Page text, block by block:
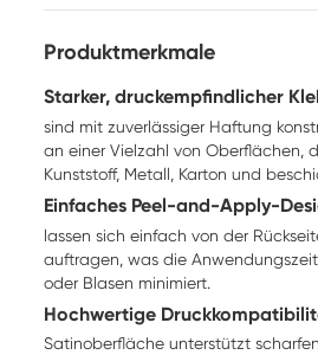
Produktmerkmale
Starker, druckempfindlicher
sind mit zuverlässiger Haftung
an einer Vielzahl von Oberflächen,
Kunststoff, Metall, Karton und
Einfaches Peel-and-Apply-
lassen sich einfach von der
auftragen, was die
oder Blasen minimiert.
Hochwertige
Satinoberfläche unterstützt